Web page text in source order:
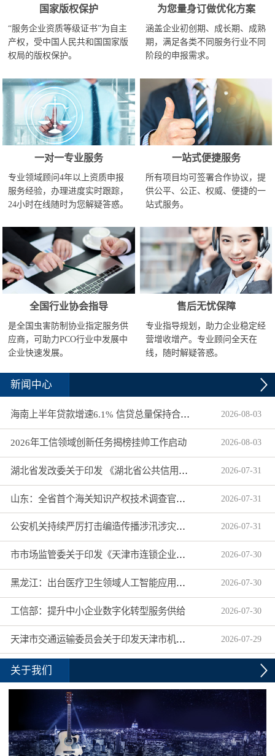
国家版权保护
“服务企业资质等级证书”为自主
产权，受中国人民共和国国家版
权局的版权保护。
为您量身订做优化方案
涵盖企业初创期、成长期、成熟
期，满足各类不同服务行业不同
阶段的申报需求。
一对一专业服务
专业领域顾问4年以上资质申报
服务经验，办理进度实时跟踪，
24小时在线随时为您解疑答惑。
一站式便捷服务
所有项目均可签署合作协议，提
供公平、公正、权威、便捷的一
站式服务。
全国行业协会指导
是全国虫害防制协业指定服务供
应商，可助力PCO行业中发展中
企业快速发展。
售后无忧保障
专业指导规划，助力企业稳定经
营增收增产。专业顾问全天在
线，随时解疑答惑。
新闻中心
海南上半年贷款增速6.1% 信贷总量保持合理平稳增长 2026-08-03
2026年工信领域创新任务揭榜挂帅工作启动 2026-08-03
湖北省发改委关于印发 《湖北省公共信用信息目录（2026年版）》的通知 2026-07-31
山东：全省首个海关知识产权技术调查官制度落地济南自贸片区 2026-07-31
公安机关持续严厉打击编造传播涉汛涉灾网络谣言 2026-07-31
市市场监管委关于印发《天津市连锁企业食品经营许可“先证后核”信用承诺审批实施办法》的通知 2026-07-30
黑龙江：出台医疗卫生领域人工智能应用工作实施方案 2026-07-30
工信部：提升中小企业数字化转型服务供给 2026-07-30
天津市交通运输委员会关于印发天津市机动车驾驶员培训机构及教练员综合信用评价管理办法的通知 2026-07-29
关于我们